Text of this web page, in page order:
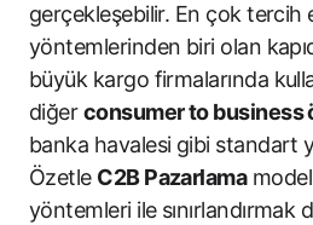
gerçekleşebilir. En çok tercih
yöntemlerinden biri olan
büyük kargo firmalarında
diğerconsumer to business
banka havalesi gibi standart
Özetle C2B Pazarlama
yöntemleri ile sınırlandırmak